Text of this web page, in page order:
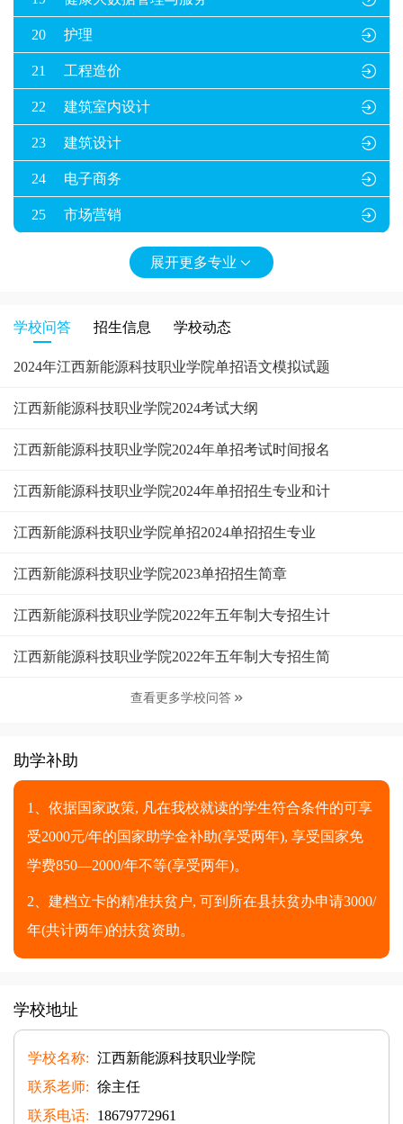

20 护理

21 工程造价

22 建筑室内设计

23 建筑设计

24 电子商务

25 市场营销
国际经济与贸易
28 大数据与会计
展开更多专业 
学校问答 招生信息 学校动态
2024年江西新能源科技职业学院单招语文模拟试题
江西新能源科技职业学院2024考试大纲
江西新能源科技职业学院2024年单招考试时间报名
江西新能源科技职业学院2024年单招招生专业和计
江西新能源科技职业学院单招2024单招招生专业
江西新能源科技职业学院2023单招招生简章
江西新能源科技职业学院2022年五年制大专招生计
江西新能源科技职业学院2022年五年制大专招生简
查看更多学校问答 
助学补助
1、依据国家政策, 凡在我校就读的学生符合条件的可享
受2000元/年的国家助学金补助(享受两年), 享受国家免
学费850—2000/年不等(享受两年)。
2、建档立卡的精准扶贫户, 可到所在县扶贫办申请3000/
年(共计两年)的扶贫资助。
学校地址
学校名称: 江西新能源科技职业学院
联系老师: 徐主任
联系电话:
18679772961